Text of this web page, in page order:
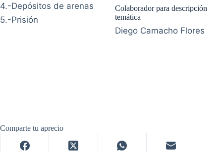
4.-Depósitos de arenas
5.-Prisión
Colaborador para descripción
temática
Diego Camacho Flores
Comparte tu aprecio